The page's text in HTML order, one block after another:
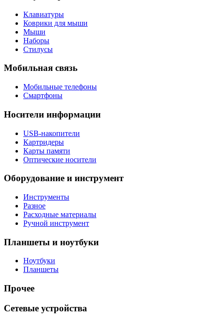
Клавиатуры
Коврики для мыши
Мыши
Наборы
Стилусы
Мобильная связь
Мобильные телефоны
Смартфоны
Носители информации
USB-накопители
Картридеры
Карты памяти
Оптические носители
Оборудование и инструмент
Инструменты
Разное
Расходные материалы
Ручной инструмент
Планшеты и ноутбуки
Ноутбуки
Планшеты
Прочее
Сетевые устройства